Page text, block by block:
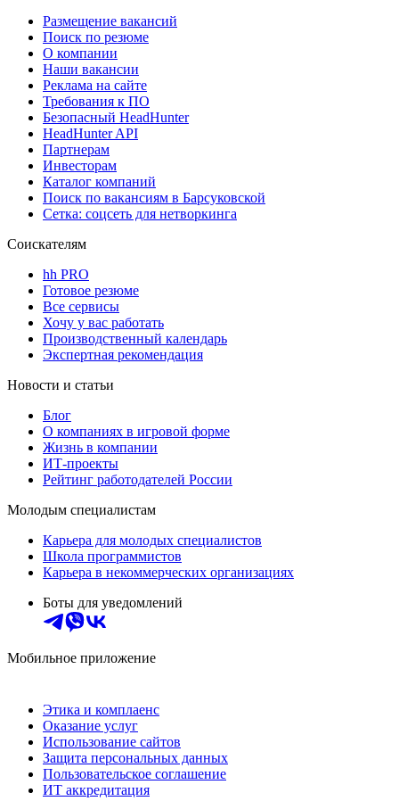
Размещение вакансий
Поиск по резюме
О компании
Наши вакансии
Реклама на сайте
Требования к ПО
Безопасный HeadHunter
HeadHunter API
Партнерам
Инвесторам
Каталог компаний
Поиск по вакансиям в Барсуковской
Сетка: соцсеть для нетворкинга
Соискателям
hh PRO
Готовое резюме
Все сервисы
Хочу у вас работать
Производственный календарь
Экспертная рекомендация
Новости и статьи
Блог
О компаниях в игровой форме
Жизнь в компании
ИТ-проекты
Рейтинг работодателей России
Молодым специалистам
Карьера для молодых специалистов
Школа программистов
Карьера в некоммерческих организациях
Боты для уведомлений
Мобильное приложение
Этика и комплаенс
Оказание услуг
Использование сайтов
Защита персональных данных
Пользовательское соглашение
ИТ аккредитация